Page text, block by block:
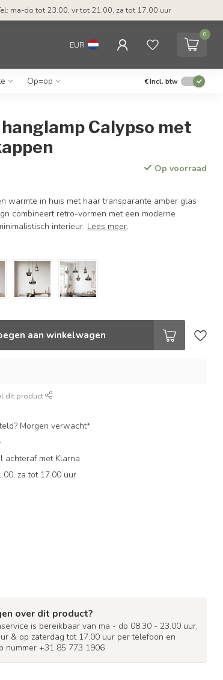
ma-do tot 23.00, vr tot 21.00, za tot 17.00 uur
EUR
0
Op=op €Incl. btw
Calypso met
Op voorraad
warmte in huis met haar transparante amber glas
combineert retro-vormen met een moderne
interieur. Lees meer.
aan winkelwagen
dit product
Morgen verwacht*
achteraf met Klarna
za tot 17.00 uur
over dit product?
is bereikbaar van ma - do 08.30 - 23.00 uur,
& op zaterdag tot 17.00 uur per telefoon en
nummer +31 85 773 1906